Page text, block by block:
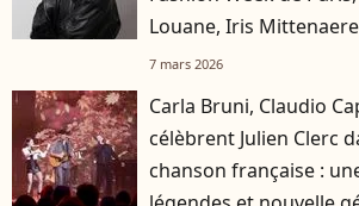
Louane, Iris
7 mars 2026
Carla Bruni, Claudio
célèbrent Julien Clerc
chanson française :